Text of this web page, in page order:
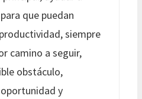
que puedan
siempre
camino a seguir,
obstáculo,
y